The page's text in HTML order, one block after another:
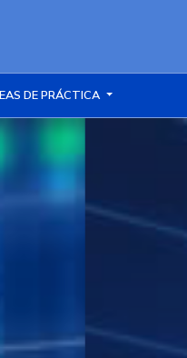
DE PRÁCTICA